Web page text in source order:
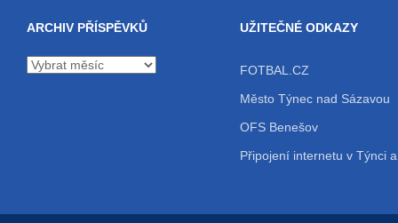
ARCHIV PŘÍSPĚVKŮ
Archiv
UŽITEČNÉ ODKAZY
FOTBAL.CZ
Město Týnec nad Sázavou
OFS Benešov
Připojení internetu v Týnci